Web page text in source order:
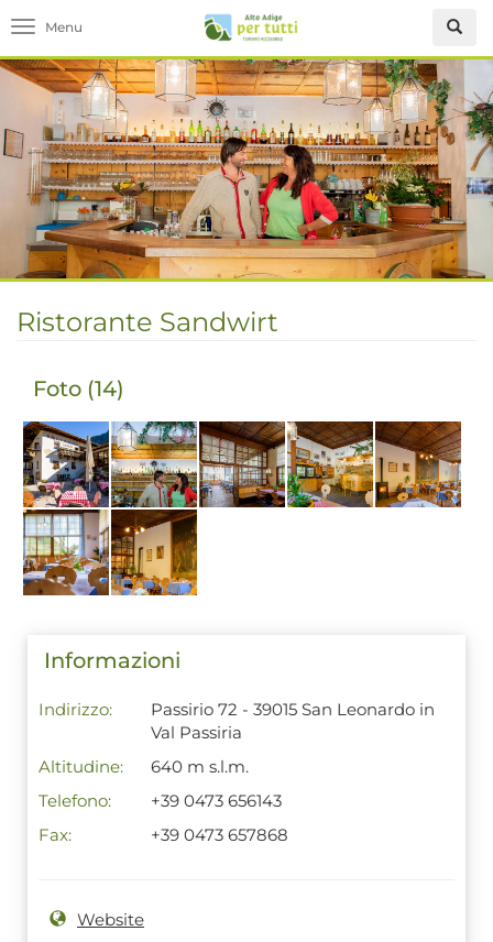
Toggle navigation
Ristorante Sandwirt
Foto (14)
Informazioni
Indirizzo:
Passirio 72 - 39015 San Leonardo in
Val Passiria
Altitudine:
640 m s.l.m.
Telefono:
+39 0473 656143
Fax:
+39 0473 657868
Website